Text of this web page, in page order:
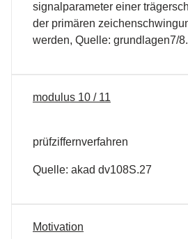
signalparameter einer
der primären
werden, Quelle: grundlagen7/
modulus 10 / 11
prüfziffernverfahren
Quelle: akad dv108S.27
Motivation